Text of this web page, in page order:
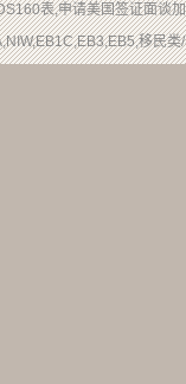
表,申请美国签证面谈
移民